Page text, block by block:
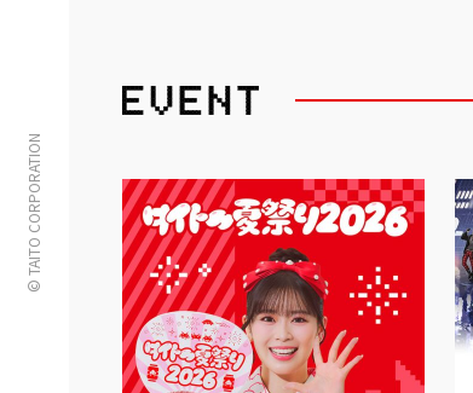
© TAITO CORPORATION